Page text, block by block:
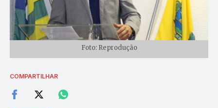
Foto: Reprodução
COMPARTILHAR